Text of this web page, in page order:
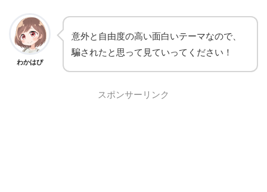
わかはぴ
意外と自由度の高い面白いテーマなので、
騙されたと思って見ていってください！
スポンサーリンク